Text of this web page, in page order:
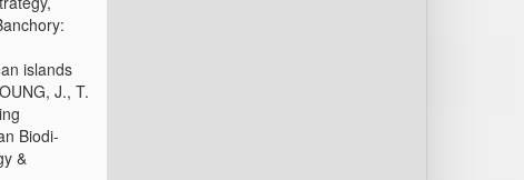
islands
J., T.
Biodi-
&